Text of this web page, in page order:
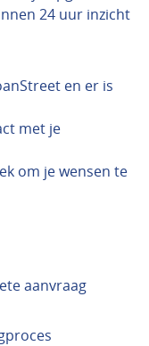
24 uur inzicht
en er is
met je
om je wensen te
aanvraag